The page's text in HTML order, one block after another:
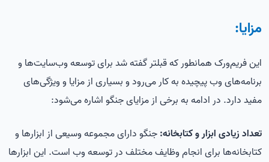
مزایا:
این فریم‌ورک همانطور که قبلتر گفته شد برای توسعه وب‌سایت‌ها و
برنامه‌های وب پیچیده به کار می‌رود و بسیاری از مزایا و ویژگی‌های
مفید دارد. در ادامه به برخی از مزایای جنگو اشاره می‌شود:
تعداد زیادی ابزار و کتابخانه:جنگو دارای مجموعه وسیعی از ابزارها و
کتابخانه‌ها برای انجام وظایف مختلف در توسعه وب است. این ابزارها